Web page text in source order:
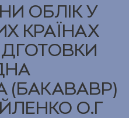
ОБЛIК У
КРАЇНАХ
(БАКАВАВР)
О.Г